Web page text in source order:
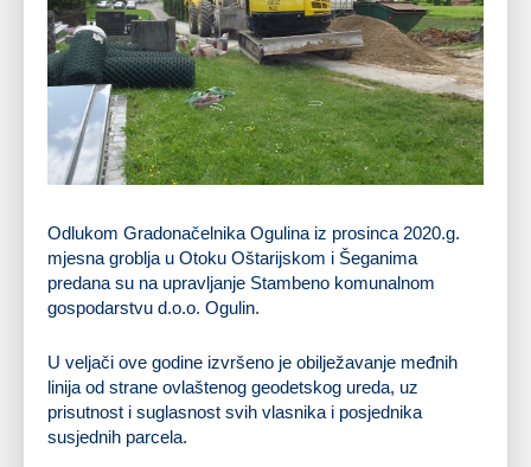
Odlukom Gradonačelnika Ogulina iz prosinca 2020.g.
mjesna groblja u Otoku Oštarijskom i Šeganima
predana su na upravljanje Stambeno komunalnom
gospodarstvu d.o.o. Ogulin.
U veljači ove godine izvršeno je obilježavanje međnih
linija od strane ovlaštenog geodetskog ureda, uz
prisutnost i suglasnost svih vlasnika i posjednika
susjednih parcela.